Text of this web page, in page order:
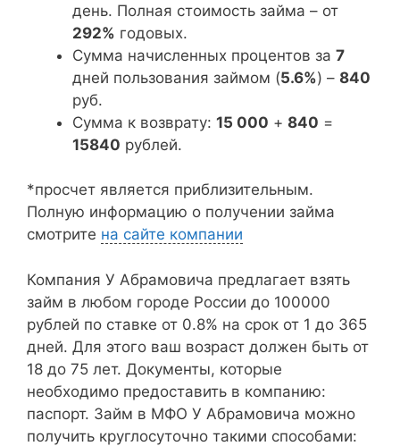
день. Полная стоимость займа – от
292% годовых.
Сумма начисленных процентов за 7
дней пользования займом (5.6%) – 840
руб.
Сумма к возврату: 15 000 + 840 =
15840 рублей.
*просчет является приблизительным.
Полную информацию о получении займа
смотрите на сайте компании
Компания У Абрамовича предлагает взять
займ в любом городе России до 100000
рублей по ставке от 0.8% на срок от 1 до 365
дней. Для этого ваш возраст должен быть от
18 до 75 лет. Документы, которые
необходимо предоставить в компанию:
паспорт. Займ в МФО У Абрамовича можно
получить круглосуточно такими способами: